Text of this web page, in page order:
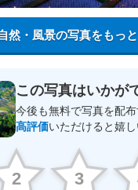
然・風景の写真をもっ
この写真はいかが
今後も無料で写真を配
高評価いただけると嬉
2 3